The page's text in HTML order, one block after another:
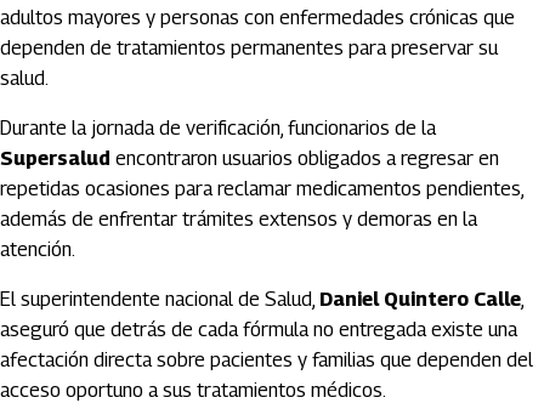
adultos mayores y personas con enfermedades crónicas que
dependen de tratamientos permanentes para preservar su
salud.
Durante la jornada de verificación, funcionarios de la
Supersalud encontraron usuarios obligados a regresar en
repetidas ocasiones para reclamar medicamentos pendientes,
además de enfrentar trámites extensos y demoras en la
atención.
El superintendente nacional de Salud, Daniel Quintero Calle,
aseguró que detrás de cada fórmula no entregada existe una
afectación directa sobre pacientes y familias que dependen del
acceso oportuno a sus tratamientos médicos.